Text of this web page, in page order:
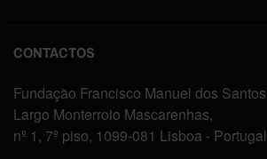
CONTACTOS
Fundação Francisco Manuel dos Santos
Largo Monterroio Mascarenhas,
nº 1, 7º piso, 1099-081 Lisboa - Portugal